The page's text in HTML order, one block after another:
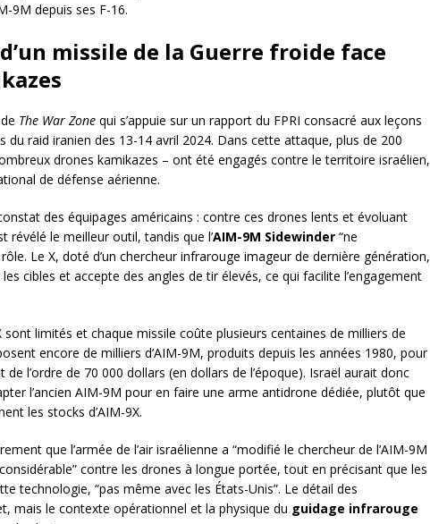
9M depuis ses F-16.
missile de la Guerre froide face
The War Zone qui s’appuie sur un rapport du FPRI consacré aux leçons
du raid iranien des 13-14 avril 2024. Dans cette attaque, plus de 200
drones kamikazes – ont été engagés contre le territoire israélien,
de défense aérienne.
des équipages américains : contre ces drones lents et évoluant
révélé le meilleur outil, tandis que l’AIM-9M Sidewinder “ne
Le X, doté d’un chercheur infrarouge imageur de dernière génération,
cibles et accepte des angles de tir élevés, ce qui facilite l’engagement
sont limités et chaque missile coûte plusieurs centaines de milliers de
encore de milliers d’AIM-9M, produits depuis les années 1980, pour
l’ordre de 70 000 dollars (en dollars de l’époque). Israël aurait donc
l’ancien AIM-9M pour en faire une arme antidrone dédiée, plutôt que
les stocks d’AIM-9X.
que l’armée de l’air israélienne a “modifié le chercheur de l’AIM-9M
contre les drones à longue portée, tout en précisant que les
technologie, “pas même avec les États-Unis”. Le détail des
mais le contexte opérationnel et la physique du guidage infrarouge